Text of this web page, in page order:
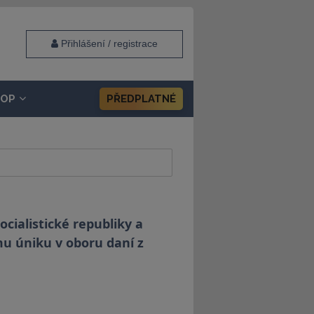
Přihlášení / registrace
PŘEDPLATNÉ
republiky a
úniku v oboru daní z